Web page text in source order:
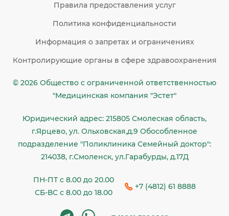
Правила предоставления услуг
Политика конфиденциальности
Информация о запретах и ограничениях
Контролирующие органы в сфере здравоохранения
© 2026 Общество c ограниченной ответственностью
"Медицинская компания "Эстет"
Юридический адрес: 215805 Смолеская область,
г.Ярцево, ул. Ольховская,д.9 Обособленное
подразделение "Поликлиника Семейный доктор":
214038, г.Смоленск, ул.Гарабурды, д.17Д
ПН-ПТ с 8.00 до 20.00
СБ-ВС с 8.00 до 18.00
+7 (4812) 61 8888